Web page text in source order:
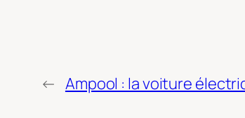
← Ampool : la voiture